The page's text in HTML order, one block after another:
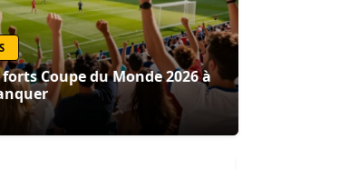
Coupe du Monde 2026 à